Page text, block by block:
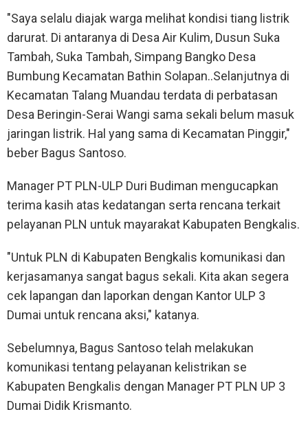
"Saya selalu diajak warga melihat kondisi tiang listrik
darurat. Di antaranya di Desa Air Kulim, Dusun Suka
Tambah, Suka Tambah, Simpang Bangko Desa
Bumbung Kecamatan Bathin Solapan..Selanjutnya di
Kecamatan Talang Muandau terdata di perbatasan
Desa Beringin-Serai Wangi sama sekali belum masuk
jaringan listrik. Hal yang sama di Kecamatan Pinggir,"
beber Bagus Santoso.
Manager PT PLN-ULP Duri Budiman mengucapkan
terima kasih atas kedatangan serta rencana terkait
pelayanan PLN untuk mayarakat Kabupaten Bengkalis.
"Untuk PLN di Kabupaten Bengkalis komunikasi dan
kerjasamanya sangat bagus sekali. Kita akan segera
cek lapangan dan laporkan dengan Kantor ULP 3
Dumai untuk rencana aksi," katanya.
Sebelumnya, Bagus Santoso telah melakukan
komunikasi tentang pelayanan kelistrikan se
Kabupaten Bengkalis dengan Manager PT PLN UP 3
Dumai Didik Krismanto.